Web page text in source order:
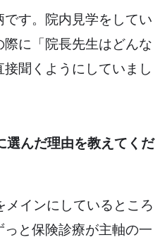
す。院内見学をしてい
に「院長先生はどんな
聞くようにしていまし
選んだ理由を教えてくだ
インにしているところ
と保険診療が主軸の一